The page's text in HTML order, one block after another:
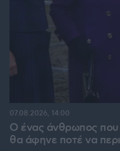
Ο ένας άνθρωπος που
θα άφηνε ποτέ να
07.08.2026, 14:00